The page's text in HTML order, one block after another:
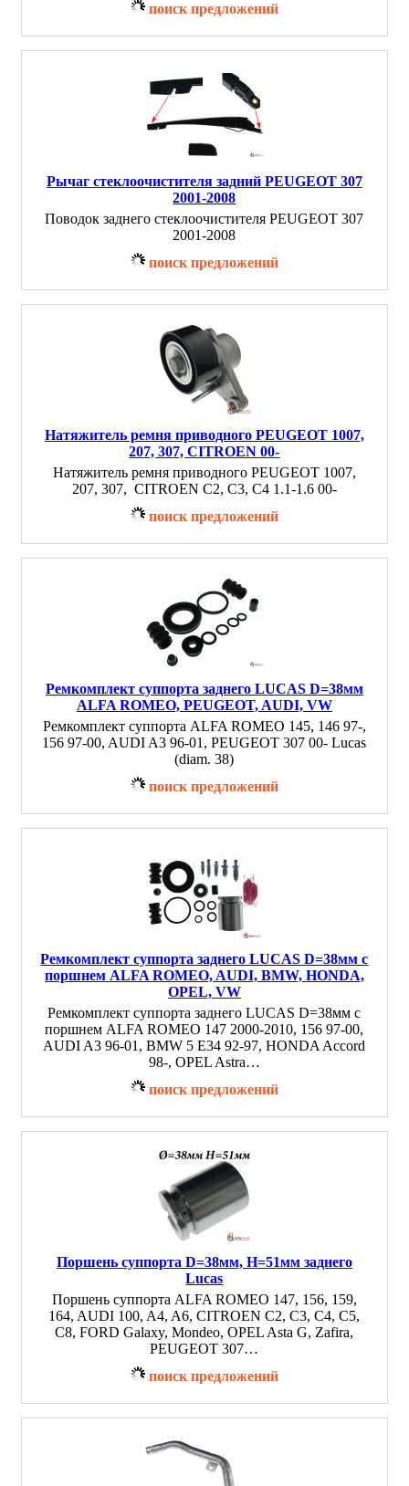
поиск предложений
Рычаг стеклоочистителя задний PEUGEOT 307
2001-2008
Поводок заднего стеклоочистителя PEUGEOT 307
2001-2008
поиск предложений
Натяжитель ремня приводного PEUGEOT 1007,
207, 307, CITROEN 00-
Натяжитель ремня приводного PEUGEOT 1007,
207, 307, CITROEN C2, С3, С4 1.1-1.6 00-
поиск предложений
Ремкомплект суппорта заднего LUCAS D=38мм
ALFA ROMEO, PEUGEOT, AUDI, VW
Ремкомплект суппорта ALFA ROMEO 145, 146 97-,
156 97-00, AUDI A3 96-01, PEUGEOT 307 00- Lucas
(diam. 38)
поиск предложений
Ремкомплект суппорта заднего LUCAS D=38мм с
поршнем ALFA ROMEO, AUDI, BMW, HONDA,
OPEL, VW
Ремкомплект суппорта заднего LUCAS D=38мм с
поршнем ALFA ROMEO 147 2000-2010, 156 97-00,
AUDI A3 96-01, BMW 5 E34 92-97, HONDA Accord
98-, OPEL Astra…
поиск предложений
Поршень суппорта D=38мм, H=51мм заднего
Lucas
Поршень суппорта ALFA ROMEO 147, 156, 159,
164, AUDI 100, A4, A6, CITROEN C2, C3, C4, C5,
C8, FORD Galaxy, Mondeo, OPEL Asta G, Zafira,
PEUGEOT 307…
поиск предложений